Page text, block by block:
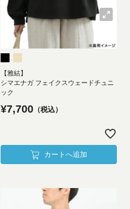
【雅結】
シマエナガ フェイクスウェードチュニ
ック
¥7,700 税込
カートへ追加